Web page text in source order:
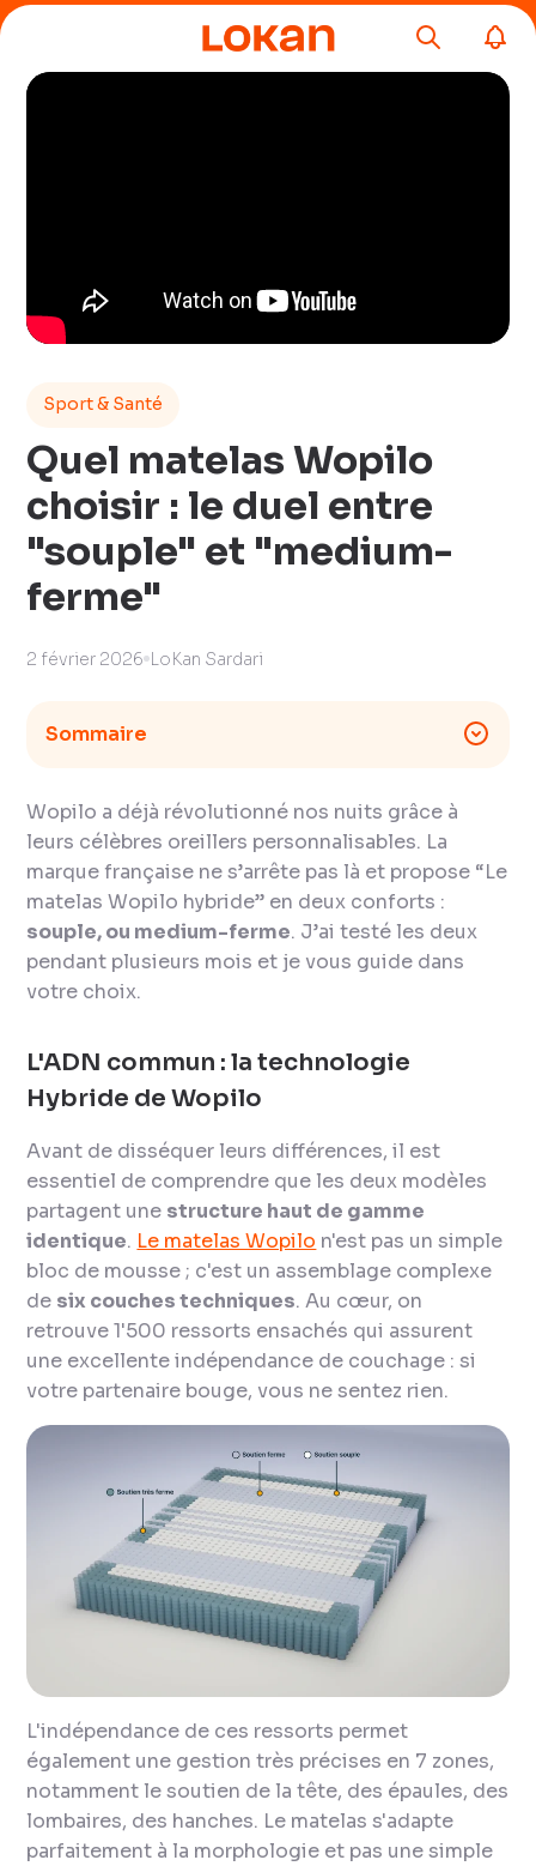
Sport & Santé
Quel matelas Wopilo
choisir : le duel entre
"souple" et "medium-
ferme"
2 février 2026 LoKan Sardari
Sommaire
Wopilo a déjà révolutionné nos nuits grâce à
leurs célèbres oreillers personnalisables. La
marque française ne s’arrête pas là et propose “Le
matelas Wopilo hybride” en deux conforts :
souple, ou medium-ferme. J’ai testé les deux
pendant plusieurs mois et je vous guide dans
votre choix.
L'ADN commun : la technologie
Hybride de Wopilo
Avant de disséquer leurs différences, il est
essentiel de comprendre que les deux modèles
partagent une structure haut de gamme
identique. Le matelas Wopilo n'est pas un simple
bloc de mousse ; c'est un assemblage complexe
de six couches techniques. Au cœur, on
retrouve 1'500 ressorts ensachés qui assurent
une excellente indépendance de couchage : si
votre partenaire bouge, vous ne sentez rien.
L'indépendance de ces ressorts permet
également une gestion très précises en 7 zones,
notamment le soutien de la tête, des épaules, des
lombaires, des hanches. Le matelas s'adapte
parfaitement à la morphologie et pas une simple